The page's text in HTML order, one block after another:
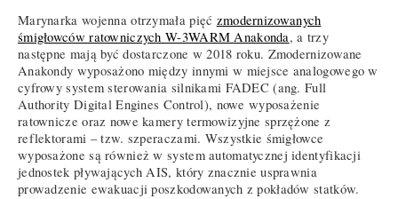
Marynarka wojenna otrzymała pięć zmodernizowanych
śmigłowców ratowniczych W-3WARM Anakonda, a trzy
następne mają być dostarczone w 2018 roku. Zmodernizowane
Anakondy wyposażono między innymi w miejsce analogowego w
cyfrowy system sterowania silnikami FADEC (ang. Full
Authority Digital Engines Control), nowe wyposażenie
ratownicze oraz nowe kamery termowizyjne sprzężone z
reflektorami – tzw. szperaczami. Wszystkie śmigłowce
wyposażone są również w system automatycznej identyfikacji
jednostek pływających AIS, który znacznie usprawnia
prowadzenie ewakuacji poszkodowanych z pokładów statków.